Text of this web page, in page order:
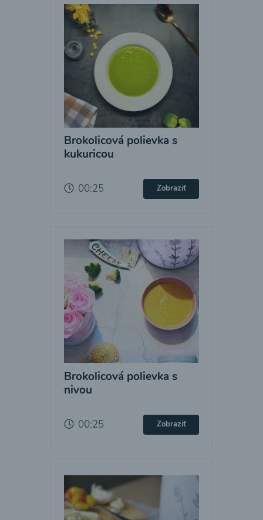
Brokolicová polievka s
kukuricou
00:25 Zobraziť
Brokolicová polievka s
nivou
00:25 Zobraziť